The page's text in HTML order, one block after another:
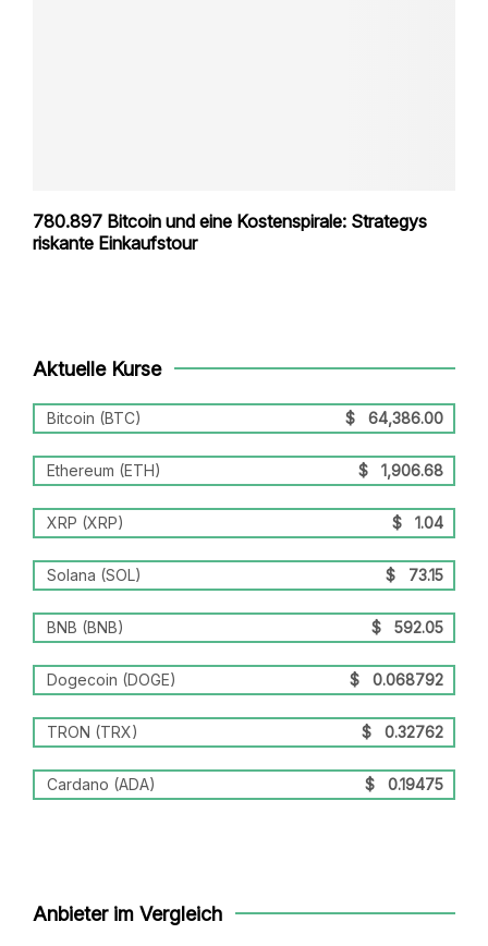
780.897 Bitcoin und eine Kostenspirale: Strategys
riskante Einkaufstour
Aktuelle Kurse
Bitcoin (BTC) $ 64,386.00
Ethereum (ETH) $ 1,906.68
XRP (XRP) $ 1.04
Solana (SOL) $ 73.15
BNB (BNB) $ 592.05
Dogecoin (DOGE) $ 0.068792
TRON (TRX) $ 0.32762
Cardano (ADA) $ 0.19475
Anbieter im Vergleich